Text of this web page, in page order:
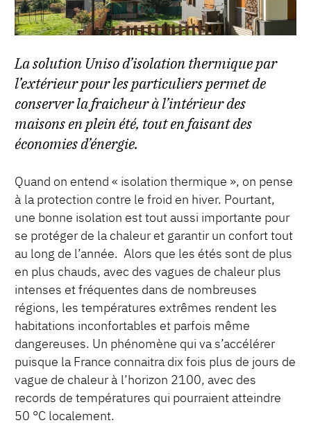
La solution Uniso d’isolation thermique par
l’extérieur pour les particuliers permet de
conserver la fraicheur à l’intérieur des
maisons en plein été, tout en faisant des
économies d’énergie.
Quand on entend « isolation thermique », on pense
à la protection contre le froid en hiver. Pourtant,
une bonne isolation est tout aussi importante pour
se protéger de la chaleur et garantir un confort tout
au long de l’année. Alors que les étés sont de plus
en plus chauds, avec des vagues de chaleur plus
intenses et fréquentes dans de nombreuses
régions, les températures extrêmes rendent les
habitations inconfortables et parfois même
dangereuses. Un phénomène qui va s’accélérer
puisque la France connaitra dix fois plus de jours de
vague de chaleur à l’horizon 2100, avec des
records de températures qui pourraient atteindre
50 °C localement.